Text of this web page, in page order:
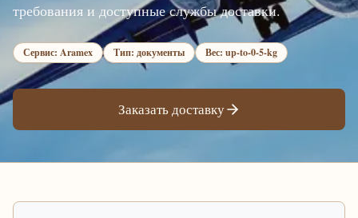
требования и доступные службы доставки.
Сервис: Aramex Тип: документы Вес: up-to-0-5-kg
Заказать доставку